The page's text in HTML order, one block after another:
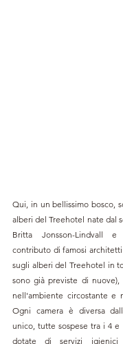
Qui, in un bellissimo bosco,
alberi del Treehotel nate dal
Britta Jonsson-Lindvall
contributo di famosi
sugli alberi del Treehotel in
sono già previste di
nell'ambiente circostante e
Ogni camera è diversa
unico, tutte sospese tra i 4 e
dotate di servizi igienici